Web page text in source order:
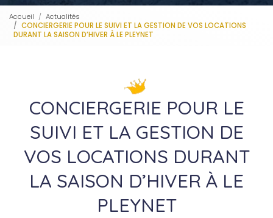
Accueil
Actualités
CONCIERGERIE POUR LE SUIVI ET LA GESTION DE VOS LOCATIONS
DURANT LA SAISON D’HIVER À LE PLEYNET
CONCIERGERIE POUR LE
SUIVI ET LA GESTION DE
VOS LOCATIONS DURANT
LA SAISON D’HIVER À LE
PLEYNET